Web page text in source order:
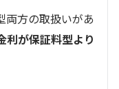
両方の取扱いがあ
利が保証料型より